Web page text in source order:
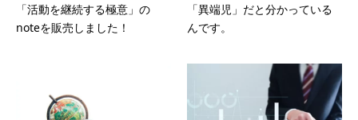
「活動を継続する極意」の
noteを販売しました！
「異端児」だと分かっている
んです。